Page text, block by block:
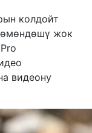
колдойт
жок
видеону